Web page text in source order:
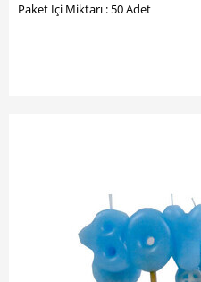
Paket İçi Miktarı : 50 Adet